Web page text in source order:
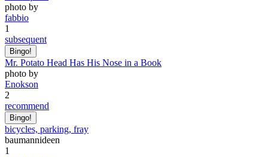
photo by
fabbio
1
subsequent
Bingo!
Mr. Potato Head Has His Nose in a Book
photo by
Enokson
2
recommend
Bingo!
bicycles, parking, fray
baumannideen
1